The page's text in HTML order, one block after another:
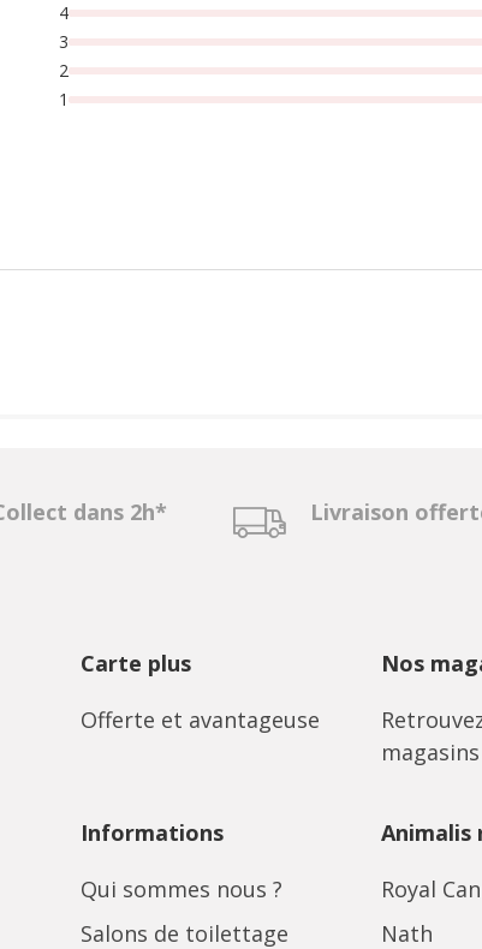
4
3
2
1
dans 2h* Livraison
Carte plus
Offerte et avantageuse
Nos
magasins
Informations
Qui sommes nous ?
Salons de toilettage
Animalis
Royal
Nath